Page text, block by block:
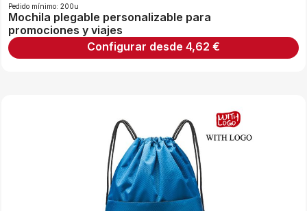
Pedido mínimo: 200u
Mochila plegable personalizable para
promociones y viajes
Configurar desde 4,62 €